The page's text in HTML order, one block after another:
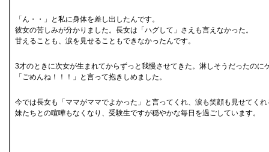
「ん・・」と私に身体を差し出したんです。
彼女の苦しみが分かりました。長女は「ハグして」さえも言えなかった。
甘えることも、涙を見せることもできなかったんです。
3才のときに次女が生まれてからずっと我慢させてきた。淋しそうだったのに
「ごめんね！！！」と言って抱きしめました。
今では長女も「ママがママでよかった」と言ってくれ、涙も笑顔も見せてく
妹たちとの喧嘩もなくなり、受験生ですが穏やかな毎日を過ごしています。